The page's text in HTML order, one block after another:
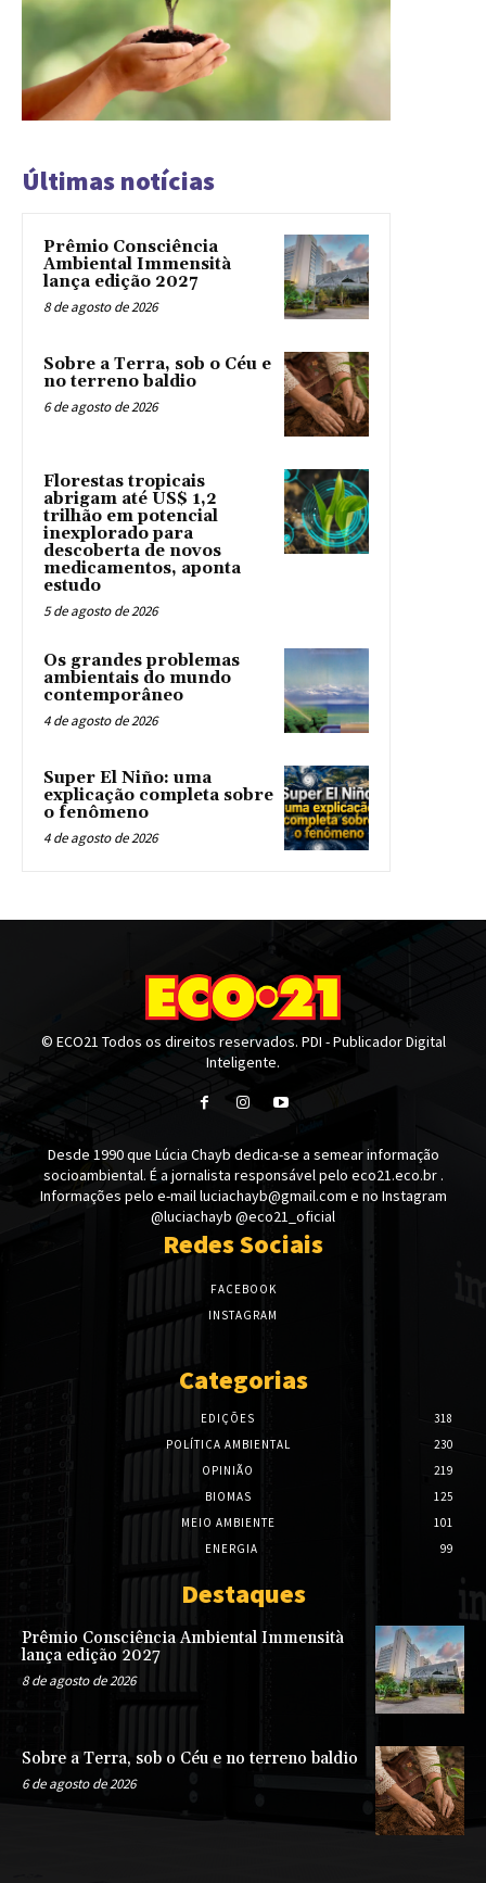
Últimas notícias
Prêmio Consciência
Ambiental Immensità
lança edição 2027
8 de agosto de 2026
Sobre a Terra, sob o Céu e
no terreno baldio
6 de agosto de 2026
Florestas tropicais
abrigam até US$ 1,2
trilhão em potencial
inexplorado para
descoberta de novos
medicamentos, aponta
estudo
5 de agosto de 2026
Os grandes problemas
ambientais do mundo
contemporâneo
4 de agosto de 2026
Super El Niño: uma
explicação completa sobre
o fenômeno
4 de agosto de 2026
© ECO21 Todos os direitos reservados. PDI - Publicador Digital
Inteligente.
Desde 1990 que Lúcia Chayb dedica-se a semear informação
socioambiental. É a jornalista responsável pelo eco21.eco.br .
Informações pelo e-mail luciachayb@gmail.com e no Instagram
@luciachayb @eco21_oficial
Redes Sociais
FACEBOOK
INSTAGRAM
Categorias
EDIÇÕES
318
POLÍTICA AMBIENTAL
230
OPINIÃO
219
BIOMAS
125
MEIO AMBIENTE
101
ENERGIA
99
Destaques
Prêmio Consciência Ambiental Immensità
lança edição 2027
8 de agosto de 2026
Sobre a Terra, sob o Céu e no terreno baldio
6 de agosto de 2026